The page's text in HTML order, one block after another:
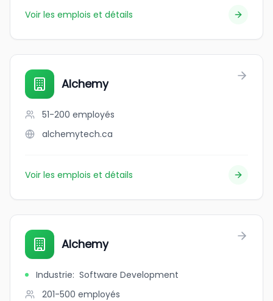
Voir les emplois et détails
Alchemy
51-200 employés
alchemytech.ca
Voir les emplois et détails
Alchemy
Industrie: Software Development
201-500 employés